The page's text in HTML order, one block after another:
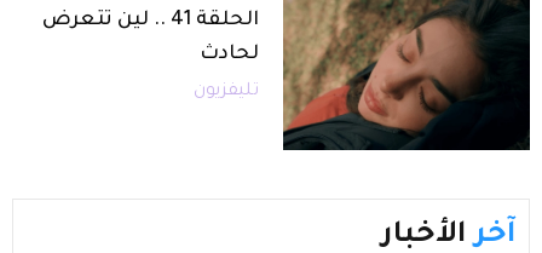
الحلقة 41 .. لين تتعرض
لحادث
تليفزيون
آخر الأخبار